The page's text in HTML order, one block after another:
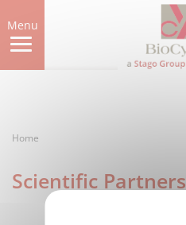
to
main
content
Menu
Home
Scientific Partners